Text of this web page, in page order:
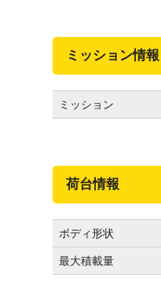
ミッション情報
ミッション
荷台情報
ボディ形状
最大積載量